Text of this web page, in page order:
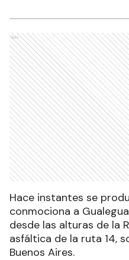
Ads
Hace instantes se
conmociona a
desde las alturas de la
asfáltica de la ruta 14,
Buenos Aires.